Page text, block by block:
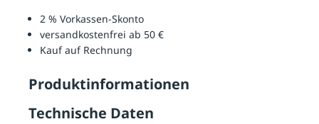
2 % Vorkassen-Skonto
versandkostenfrei ab 50 €
Kauf auf Rechnung
Produktinformationen
Technische Daten